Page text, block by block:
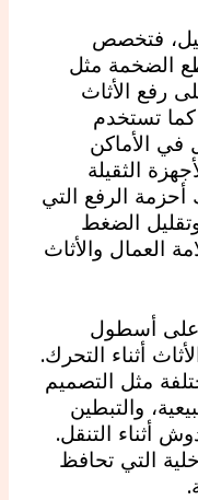
فتخصص
الضخمة مثل
رفع الأثاث
تستخدم
في الأماكن
الثقيلة
الرفع التي
الضغط
العمال والأثاث
على أسطول
أثناء التحرك.
مثل التصميم
والتبطين
أثناء التنقل.
التي تحافظ